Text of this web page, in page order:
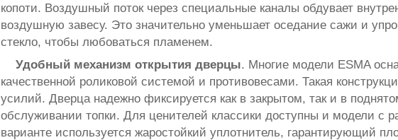
копоти. Воздушный поток через специальные каналы обдувает
воздушную завесу. Это значительно уменьшает оседание сажи и
стекло, чтобы любоваться пламенем.
Удобный механизм открытия дверцы. Многие модели ESMA
качественной роликовой системой и противовесами. Такая
усилий. Дверца надежно фиксируется как в закрытом, так и в
обслуживании топки. Для ценителей классики доступны и модели с
варианте используется жаростойкий уплотнитель, гарантирующий